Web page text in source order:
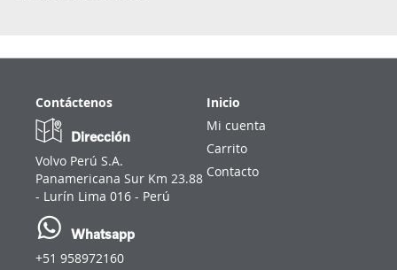
Contáctenos
Dirección
Volvo Perú S.A.
Panamericana Sur Km 23.88
- Lurín Lima 016 - Perú
Whatsapp
+51 958972160
Inicio
Mi cuenta
Carrito
Contacto